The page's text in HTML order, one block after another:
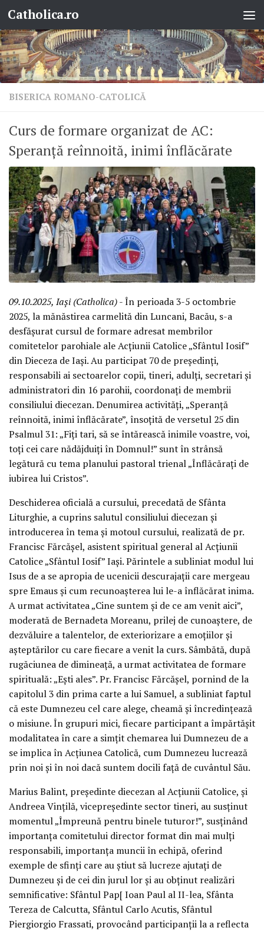
Skip to content
Catholica.ro
BISERICA ROMANO-CATOLICĂ
Curs de formare organizat de AC:
Speranță reînnoită, inimi înflăcărate
09.10.2025, Iași (Catholica)- În perioada 3-5 octombrie
2025, la mănăstirea carmelită din Luncani, Bacău, s-a
desfășurat cursul de formare adresat membrilor
comitetelor parohiale ale Acțiunii Catolice „Sfântul Iosif”
din Dieceza de Iași. Au participat 70 de președinți,
responsabili ai sectoarelor copii, tineri, adulți, secretari și
administratori din 16 parohii, coordonați de membrii
consiliului diecezan. Denumirea activități, „Speranță
reînnoită, inimi înflăcărate”, însoțită de versetul 25 din
Psalmul 31: „Fiți tari, să se întărească inimile voastre, voi,
toți cei care nădăjduiți în Domnul!” sunt în strânsă
legătură cu tema planului pastoral trienal „Înflăcărați de
iubirea lui Cristos”.
Deschiderea oficială a cursului, precedată de Sfânta
Liturghie, a cuprins salutul consiliului diecezan și
introducerea în tema și motoul cursului, realizată de pr.
Francisc Fărcășel, asistent spiritual general al Acțiunii
Catolice „Sfântul Iosif” Iași. Părintele a subliniat modul lui
Isus de a se apropia de ucenicii descurajații care mergeau
spre Emaus și cum recunoașterea lui le-a înflăcărat inima.
A urmat activitatea „Cine suntem și de ce am venit aici”,
moderată de Bernadeta Moreanu, prilej de cunoaștere, de
dezvăluire a talentelor, de exteriorizare a emoțiilor și
așteptărilor cu care fiecare a venit la curs. Sâmbătă, după
rugăciunea de dimineață, a urmat activitatea de formare
spirituală: „Ești ales”. Pr. Francisc Fărcășel, pornind de la
capitolul 3 din prima carte a lui Samuel, a subliniat faptul
că este Dumnezeu cel care alege, cheamă și încredințează
o misiune. În grupuri mici, fiecare participant a împărtășit
modalitatea în care a simțit chemarea lui Dumnezeu de a
se implica în Acțiunea Catolică, cum Dumnezeu lucrează
prin noi și în noi dacă suntem docili față de cuvântul Său.
Marius Balint, președinte diecezan al Acțiunii Catolice, și
Andreea Vințilă, vicepreședinte sector tineri, au susținut
momentul „Împreună pentru binele tuturor!”, susținând
importanța comitetului director format din mai mulți
responsabili, importanța muncii în echipă, oferind
exemple de sfinți care au știut să lucreze ajutați de
Dumnezeu și de cei din jurul lor și au obținut realizări
semnificative: Sfântul Pap[ Ioan Paul al II-lea, Sfânta
Tereza de Calcutta, Sfântul Carlo Acutis, Sfântul
Piergiorgio Frassati, provocând participanții la a reflecta